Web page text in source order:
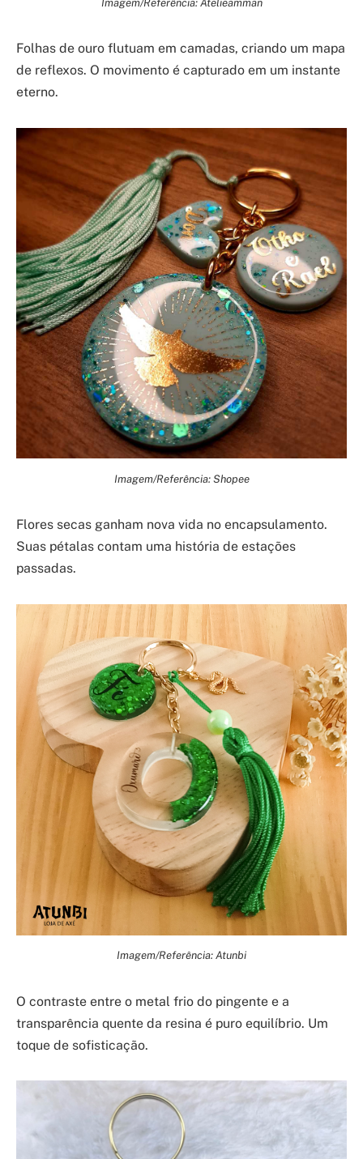
Folhas de ouro flutuam em camadas, criando um mapa
de reflexos. O movimento é capturado em um instante
eterno.
Imagem/Referência: Shopee
Flores secas ganham nova vida no encapsulamento.
Suas pétalas contam uma história de estações
passadas.
Imagem/Referência: Atunbi
O contraste entre o metal frio do pingente e a
transparência quente da resina é puro equilíbrio. Um
toque de sofisticação.